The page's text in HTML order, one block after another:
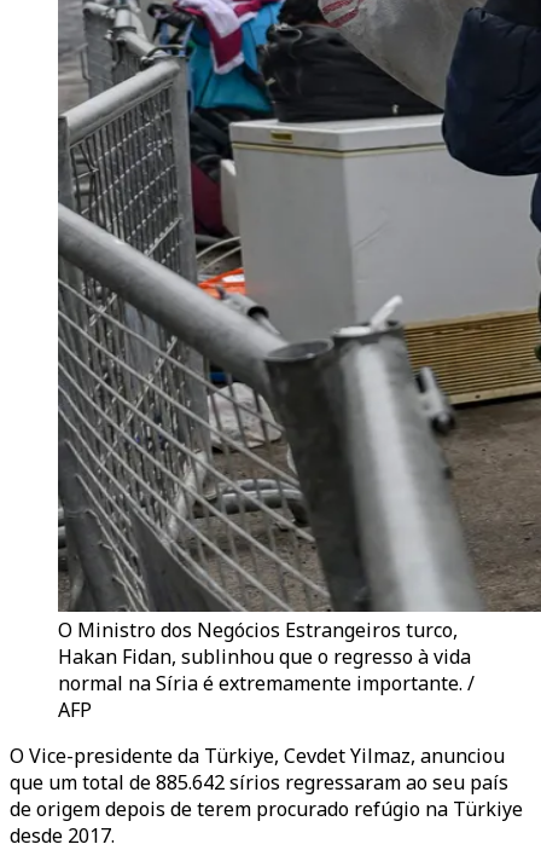
O Ministro dos Negócios Estrangeiros turco,
Hakan Fidan, sublinhou que o regresso à vida
normal na Síria é extremamente importante. /
AFP
O Vice-presidente da Türkiye, Cevdet Yilmaz, anunciou
que um total de 885.642 sírios regressaram ao seu país
de origem depois de terem procurado refúgio na Türkiye
desde 2017.